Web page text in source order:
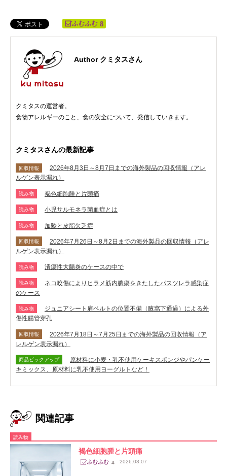
8
Author クミタスさん
クミタスの運営者。
食物アレルギーのこと、食の安全について、発信していきます。
クミタスさんの最新記事
回収情報
2026年8月3日～8月7日までの海外製品の回収情報（アレ
ルゲン表示漏れ）
読み物 褐色細胞腫と片頭痛
読み物 小児サルモネラ菌血症とは
読み物 加齢と皮脂欠乏症
回収情報
2026年7月26日～8月2日までの海外製品の回収情報（アレ
ルゲン表示漏れ）
読み物 潰瘍性大腸炎のケースの中で
読み物
ネコ咬傷によりヒラメ筋内膿瘍をきたしたパスツレラ感染症
のケース
読み物
ジュニアシート肩ベルトの位置不備（腋窩下通過）による外
傷性腸管穿孔
回収情報
2026年7月18日～7月25日までの海外製品の回収情報（ア
レルゲン表示漏れ）
商品ピックアップ
原材料に小麦・乳不使用ケーキスポンジやパンケー
キミックス、原材料に乳不使用ヨーグルトなど！
関連記事
読み物
褐色細胞腫と片頭痛
4 2026.08.07